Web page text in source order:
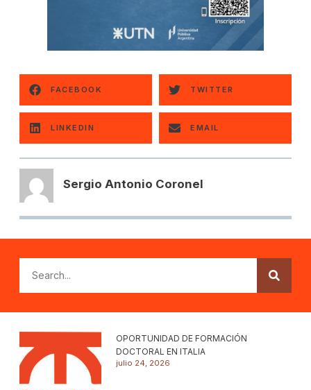
FACEBOOK TWITTER
LINKEDIN EMAIL
Sergio Antonio Coronel
OPORTUNIDAD DE FORMACIÓN
DOCTORAL EN ITALIA
julio 24, 2026